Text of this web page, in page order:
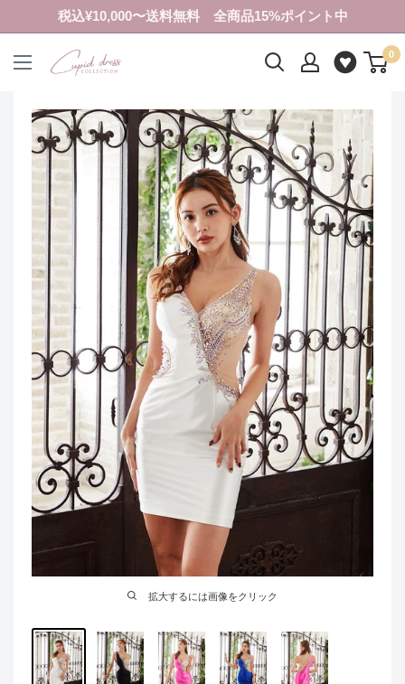
ン
税込¥10,000〜送料無料 全商品15%ポイント中
ク
ド
ド
レ
ス
コ
レ
ョ
ン
0
拡大するには画像をクリック